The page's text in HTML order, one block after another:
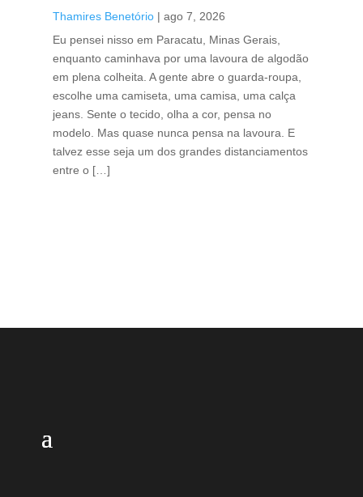
Thamires Benetório | ago 7, 2026
Eu pensei nisso em Paracatu, Minas Gerais,
enquanto caminhava por uma lavoura de algodão
em plena colheita. A gente abre o guarda-roupa,
escolhe uma camiseta, uma camisa, uma calça
jeans. Sente o tecido, olha a cor, pensa no
modelo. Mas quase nunca pensa na lavoura. E
talvez esse seja um dos grandes distanciamentos
entre o […]